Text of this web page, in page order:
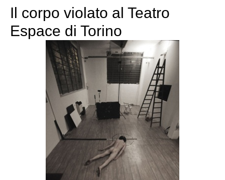
Il corpo violato al Teatro
Espace di Torino